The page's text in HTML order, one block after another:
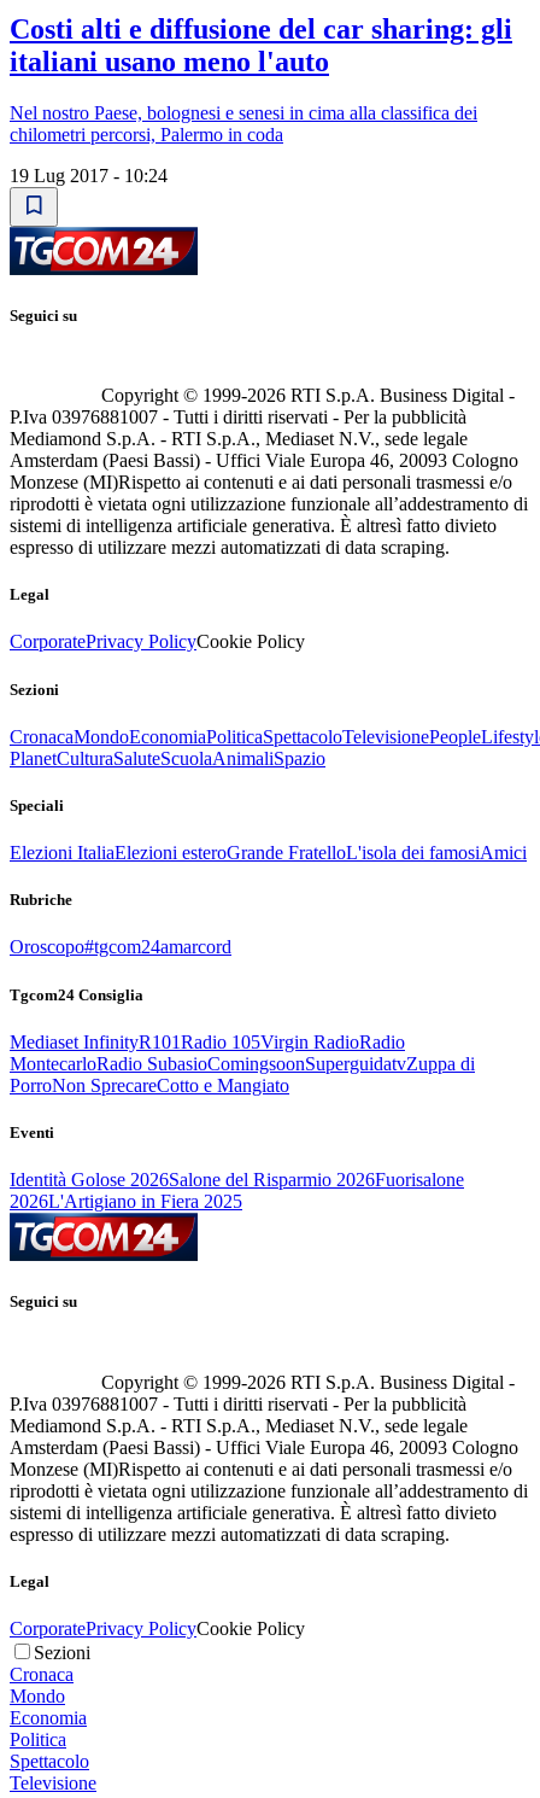
Costi alti e diffusione del car sharing: gli
italiani usano meno l'auto
Nel nostro Paese, bolognesi e senesi in cima alla classifica dei
chilometri percorsi, Palermo in coda
19 Lug 2017 - 10:24
Seguici su
Copyright © 1999-2026 RTI S.p.A. Business Digital -
P.Iva 03976881007 - Tutti i diritti riservati - Per la pubblicità
Mediamond S.p.A. - RTI S.p.A., Mediaset N.V., sede legale
Amsterdam (Paesi Bassi) - Uffici Viale Europa 46, 20093 Cologno
Monzese (MI)Rispetto ai contenuti e ai dati personali trasmessi e/o
riprodotti è vietata ogni utilizzazione funzionale all’addestramento di
sistemi di intelligenza artificiale generativa. È altresì fatto divieto
espresso di utilizzare mezzi automatizzati di data scraping.
Legal
CorporatePrivacy PolicyCookie Policy
Sezioni
CronacaMondoEconomiaPoliticaSpettacoloTelevisionePeople
PlanetCulturaSaluteScuolaAnimaliSpazio
Speciali
Elezioni ItaliaElezioni esteroGrande FratelloL'isola dei famosiAmici
Rubriche
Oroscopo#tgcom24amarcord
Tgcom24 Consiglia
Mediaset InfinityR101Radio 105Virgin RadioRadio
MontecarloRadio SubasioComingsoonSuperguidatvZuppa di
PorroNon SprecareCotto e Mangiato
Eventi
Identità Golose 2026Salone del Risparmio 2026Fuorisalone
2026L'Artigiano in Fiera 2025
Seguici su
Copyright © 1999-2026 RTI S.p.A. Business Digital -
P.Iva 03976881007 - Tutti i diritti riservati - Per la pubblicità
Mediamond S.p.A. - RTI S.p.A., Mediaset N.V., sede legale
Amsterdam (Paesi Bassi) - Uffici Viale Europa 46, 20093 Cologno
Monzese (MI)Rispetto ai contenuti e ai dati personali trasmessi e/o
riprodotti è vietata ogni utilizzazione funzionale all’addestramento di
sistemi di intelligenza artificiale generativa. È altresì fatto divieto
espresso di utilizzare mezzi automatizzati di data scraping.
Legal
CorporatePrivacy PolicyCookie Policy
Sezioni
Cronaca
Mondo
Economia
Politica
Spettacolo
Televisione